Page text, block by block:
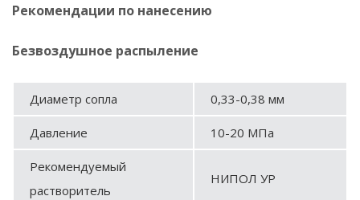
Рекомендации по нанесению
Безвоздушное распыление
Диаметр сопла 0,33-0,38 мм
Давление 10-20 МПа
Рекомендуемый
растворитель
НИПОЛ УР